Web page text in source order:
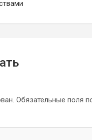
Обязательные поля